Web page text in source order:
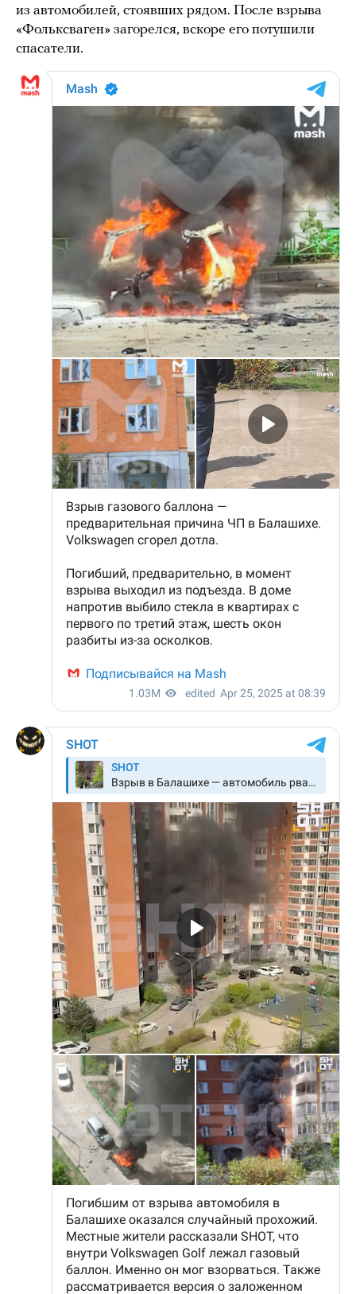
из автомобилей, стоявших рядом. После взрыва
«Фольксваген» загорелся, вскоре его потушили
спасатели.